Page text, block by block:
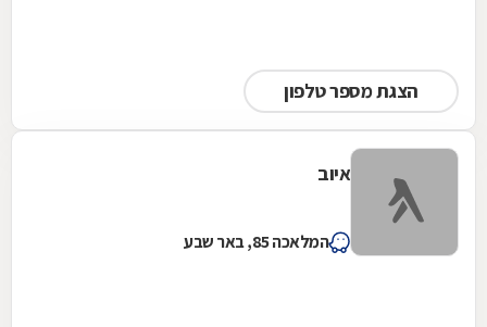
הצגת מספר טלפון
איוב
המלאכה 85, באר שבע